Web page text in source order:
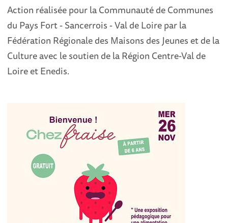
Action réalisée pour la Communauté de Communes
du Pays Fort - Sancerrois - Val de Loire par la
Fédération Régionale des Maisons des Jeunes et de la
Culture avec le soutien de la Région Centre-Val de
Loire et Enedis.